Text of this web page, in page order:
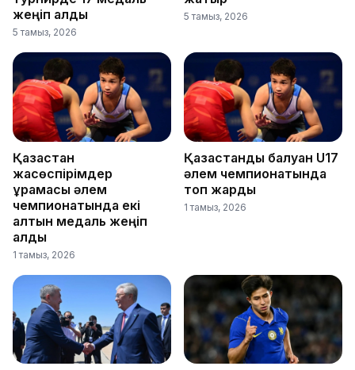
жеңіп алды
5 тамыз, 2026
5 тамыз, 2026
Қазақстан
жасөспірімдер
құрамасы әлем
чемпионатында екі
алтын медаль жеңіп
алды
1 тамыз, 2026
Қазақстандық балуан U17
әлем чемпионатында
топ жарды
1 тамыз, 2026